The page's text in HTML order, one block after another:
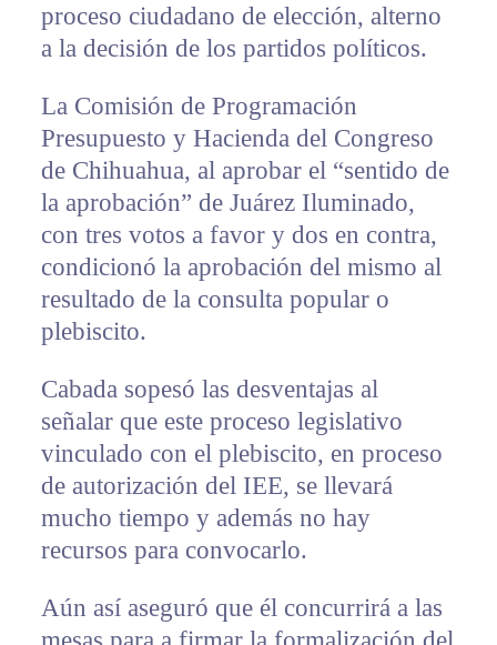
proceso ciudadano de elección, alterno
a la decisión de los partidos políticos.
La Comisión de Programación
Presupuesto y Hacienda del Congreso
de Chihuahua, al aprobar el “sentido de
la aprobación” de Juárez Iluminado,
con tres votos a favor y dos en contra,
condicionó la aprobación del mismo al
resultado de la consulta popular o
plebiscito.
Cabada sopesó las desventajas al
señalar que este proceso legislativo
vinculado con el plebiscito, en proceso
de autorización del IEE, se llevará
mucho tiempo y además no hay
recursos para convocarlo.
Aún así aseguró que él concurrirá a las